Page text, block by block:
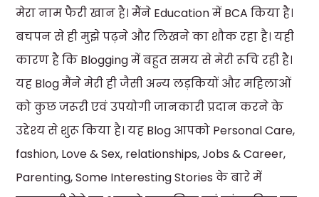
मेरा नाम फैरी खान है। मैंने Education में BCA किया है।
बचपन से ही मुझे पढ़ने और लिखने का शौक रहा है। यही
कारण है कि Blogging में बहुत समय से मेरी रूचि रही है।
यह Blog मैंने मेरी ही जैसी अन्य लड़कियों और महिलाओं
को कुछ जरूरी एवं उपयोगी जानकारी प्रदान करने के
उद्देश्य से शुरू किया है। यह Blog आपको Personal Care,
fashion, Love & Sex, relationships, Jobs & Career,
Parenting, Some Interesting Stories के बारे में